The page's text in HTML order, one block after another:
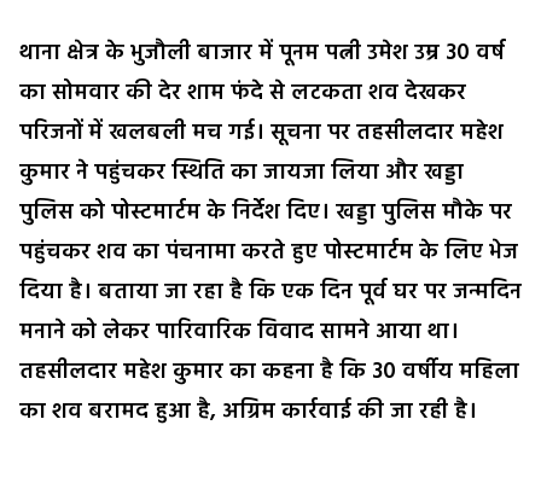
थाना क्षेत्र के भुजौली बाजार में पूनम पत्नी उमेश उम्र 30 वर्ष
का सोमवार की देर शाम फंदे से लटकता शव देखकर
परिजनों में खलबली मच गई। सूचना पर तहसीलदार महेश
कुमार ने पहुंचकर स्थिति का जायजा लिया और खड्डा
पुलिस को पोस्टमार्टम के निर्देश दिए। खड्डा पुलिस मौके पर
पहुंचकर शव का पंचनामा करते हुए पोस्टमार्टम के लिए भेज
दिया है। बताया जा रहा है कि एक दिन पूर्व घर पर जन्मदिन
मनाने को लेकर पारिवारिक विवाद सामने आया था।
तहसीलदार महेश कुमार का कहना है कि 30 वर्षीय महिला
का शव बरामद हुआ है, अग्रिम कार्रवाई की जा रही है।